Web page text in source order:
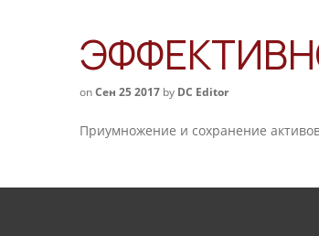
onСен 25 2017 by DC Editor
Приумножение и сохранение